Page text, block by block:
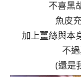
不喜黑
魚皮
加上薑絲與本
不
(還是